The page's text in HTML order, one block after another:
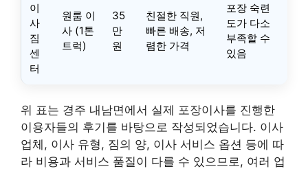
이
사
짐
센
터
원룸 이
사 (1톤
트럭)
35
만
원
친절한 직원,
빠른 배송, 저
렴한 가격
포장 숙련
도가 다소
부족할 수
있음
위 표는 경주 내남면에서 실제 포장이사를 진행한
이용자들의 후기를 바탕으로 작성되었습니다. 이사
업체, 이사 유형, 짐의 양, 이사 서비스 옵션 등에 따
라 비용과 서비스 품질이 다를 수 있으므로, 여러 업